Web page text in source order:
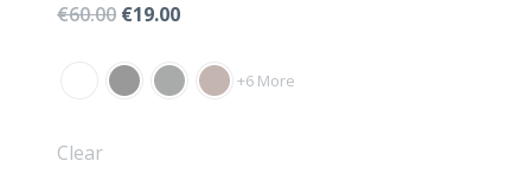
€60.00 Izvorna
bila
€19.00Trenutna
je:
+6 More
Clear